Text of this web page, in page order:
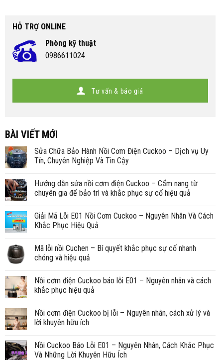
HỖ TRỢ ONLINE
Phòng kỹ thuật
0986611024
Tư vấn & báo giá
BÀI VIẾT MỚI
Sửa Chữa Bảo Hành Nồi Cơm Điện Cuckoo – Dịch vụ Uy
Tín, Chuyên Nghiệp Và Tin Cậy
Hướng dẫn sửa nồi cơm điện Cuckoo – Cẩm nang từ
chuyên gia để bảo trì và khắc phục sự cố hiệu quả
Giải Mã Lỗi E01 Nồi Cơm Cuckoo – Nguyên Nhân Và Cách
Khắc Phục Hiệu Quả
Mã lỗi nồi Cuchen – Bí quyết khắc phục sự cố nhanh
chóng và hiệu quả
Nồi cơm điện Cuckoo báo lỗi E01 – Nguyên nhân và cách
khắc phục hiệu quả
Nồi cơm điện Cuckoo bị lỗi – Nguyên nhân, cách xử lý và
lời khuyên hữu ích
Nồi Cuckoo Báo Lỗi E01 – Nguyên Nhân, Cách Khắc Phục
Và Những Lời Khuyên Hữu Ích